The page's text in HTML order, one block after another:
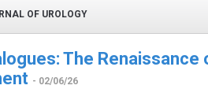
OF UROLOGY
The
- 02/06/26